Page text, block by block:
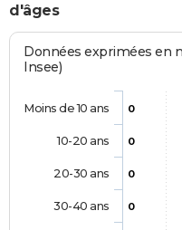
d'âges
Données exprimées en
Insee)
0
0
0
0
Moins de 10 ans
10-20 ans
20-30 ans
30-40 ans